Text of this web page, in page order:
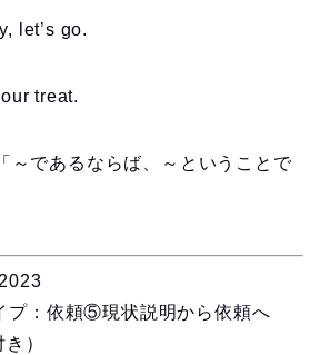
let’s go.
treat.
であるならば、～ということで
プ：依頼⑤現状説明から依頼へ
）